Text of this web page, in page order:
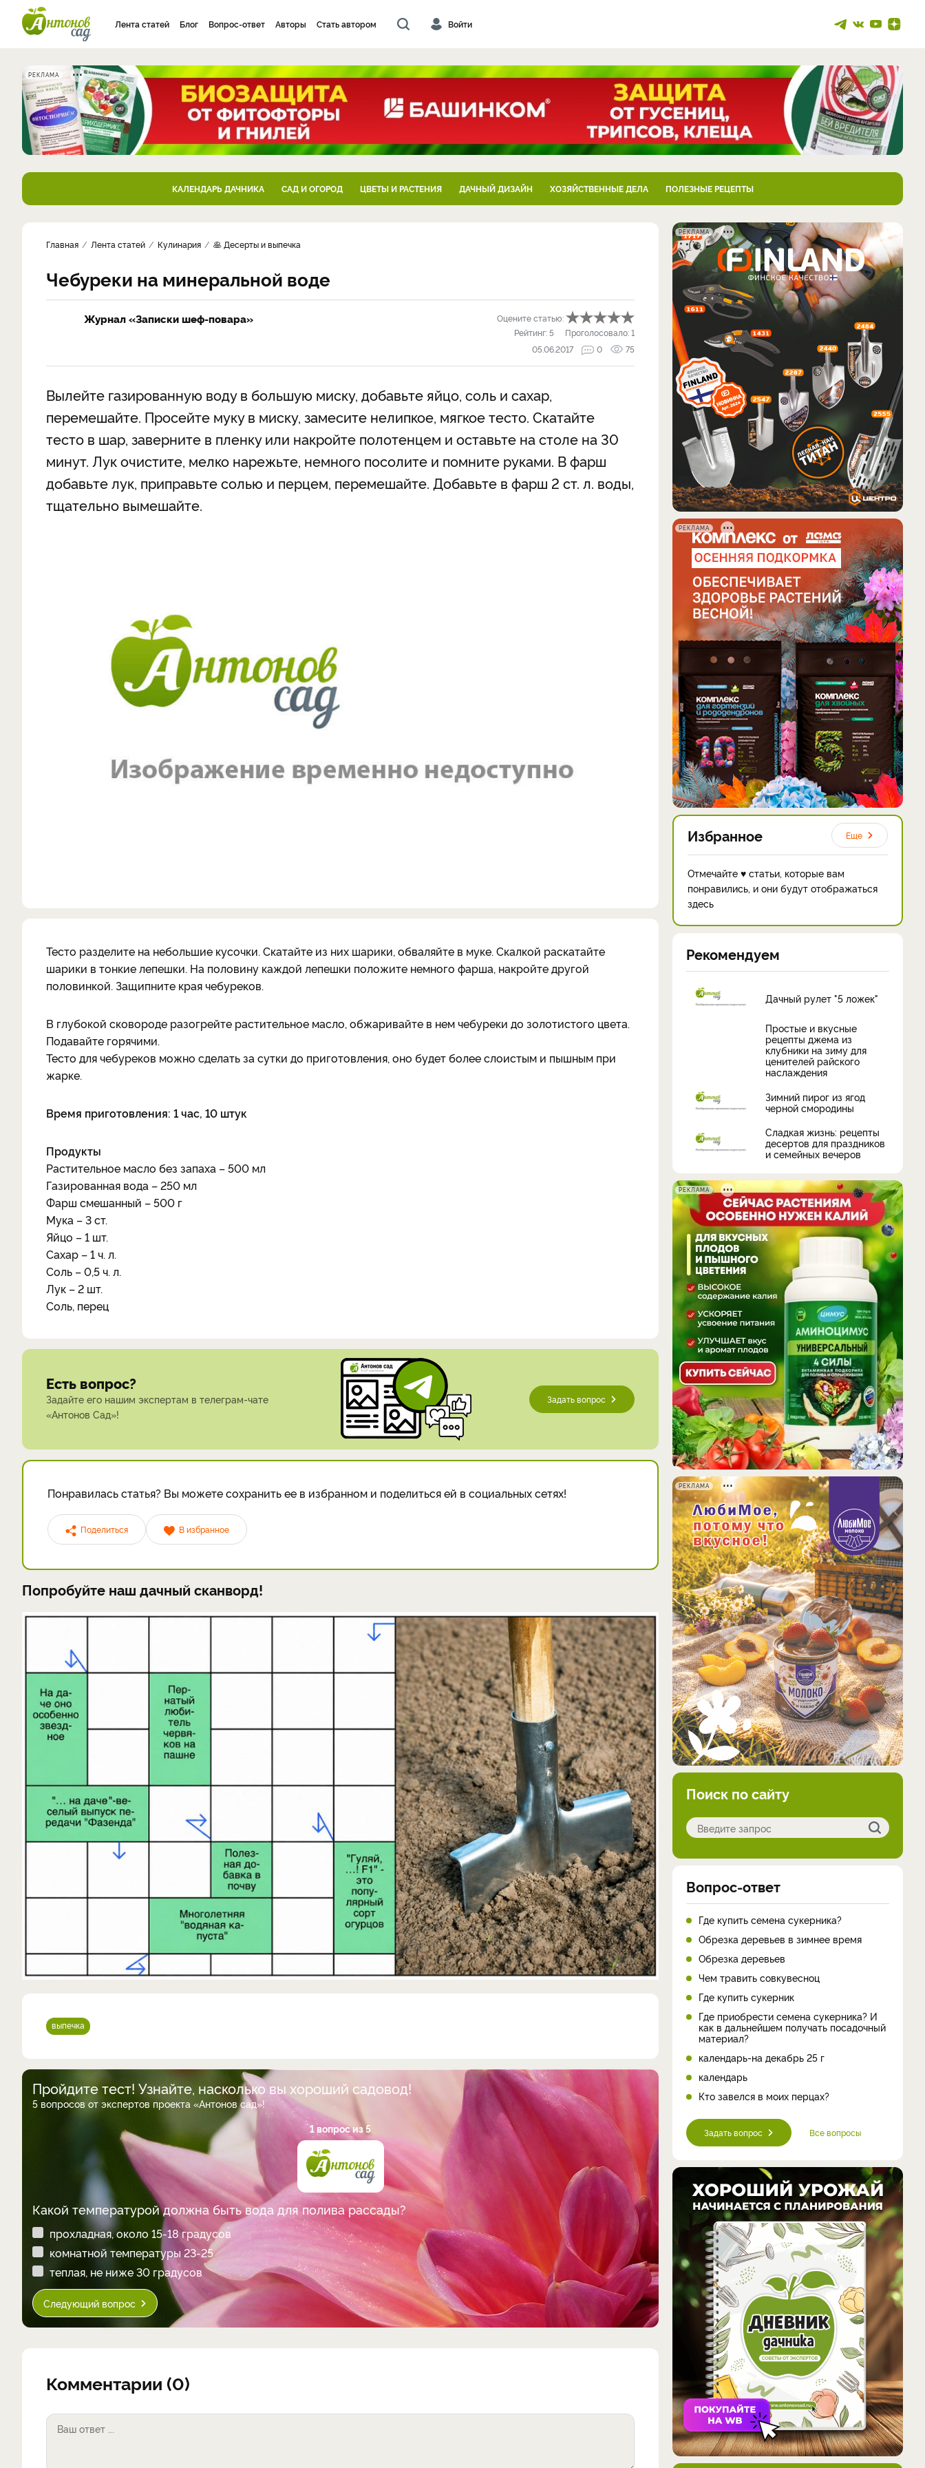
Лента статей Блог Вопрос-ответ Авторы Стать автором Войти
РЕКЛАМА
КАЛЕНДАРЬ ДАЧНИКА САД И ОГОРОД ЦВЕТЫ И РАСТЕНИЯ ДАЧНЫЙ ДИЗАЙН ХОЗЯЙСТВЕННЫЕ ДЕЛА ПОЛЕЗНЫЕ РЕЦЕПТЫ
Главная Лента статей Кулинария 🥞 Десерты и выпечка
Чебуреки на минеральной воде
Журнал «Записки шеф-повара»
Оцените статью:
Рейтинг:5 Проголосовало:1
05.06.2017
0 75
Вылейте газированную воду в большую миску, добавьте яйцо, соль и сахар,
перемешайте. Просейте муку в миску, замесите нелипкое, мягкое тесто. Скатайте
тесто в шар, заверните в пленку или накройте полотенцем и оставьте на столе на 30
минут. Лук очистите, мелко нарежьте, немного посолите и помните руками. В фарш
добавьте лук, приправьте солью и перцем, перемешайте. Добавьте в фарш 2 ст. л. воды,
тщательно вымешайте.
Тесто разделите на небольшие кусочки. Скатайте из них шарики, обваляйте в муке. Скалкой раскатайте
шарики в тонкие лепешки. На половину каждой лепешки положите немного фарша, накройте другой
половинкой. Защипните края чебуреков.
В глубокой сковороде разогрейте растительное масло, обжаривайте в нем чебуреки до золотистого цвета.
Подавайте горячими.
Тесто для чебуреков можно сделать за сутки до приготовления, оно будет более слоистым и пышным при
жарке.
Время приготовления: 1 час, 10 штук
Продукты
Растительное масло без запаха – 500 мл
Газированная вода – 250 мл
Фарш смешанный – 500 г
Мука – 3 ст.
Яйцо – 1 шт.
Сахар – 1 ч. л.
Соль – 0,5 ч. л.
Лук – 2 шт.
Соль, перец
Есть вопрос?
Задайте его нашим экспертам в телеграм-чате
«Антонов Сад»!
Задать вопрос
Понравилась статья? Вы можете сохранить ее в избранном и поделиться ей в социальных сетях!
Поделиться В избранное
Попробуйте наш дачный сканворд!
выпечка
Пройдите тест! Узнайте, насколько вы хороший садовод!
5 вопросов от экспертов проекта «Антонов сад»!
1 вопрос из 5
Какой температурой должна быть вода для полива рассады?
прохладная, около 15-18 градусов
комнатной температуры 23-25
теплая, не ниже 30 градусов
Следующий вопрос
Комментарии (0)
РЕКЛАМА
РЕКЛАМА
Избранное Еще
Отмечайте ♥ статьи, которые вам
понравились, и они будут отображаться
здесь
Рекомендуем
Дачный рулет "5 ложек"
Простые и вкусные
рецепты джема из
клубники на зиму для
ценителей райского
наслаждения
Зимний пирог из ягод
черной смородины
Сладкая жизнь: рецепты
десертов для праздников
и семейных вечеров
РЕКЛАМА
РЕКЛАМА
Поиск по сайту
Вопрос-ответ
Где купить семена сукерника?
Обрезка деревьев в зимнее время
Обрезка деревьев
Чем травить совкувесноц
Где купить сукерник
Где приобрести семена сукерника? И
как в дальнейшем получать посадочный
материал?
календарь-на декабрь 25 г
календарь
Кто завелся в моих перцах?
Задать вопрос Все вопросы